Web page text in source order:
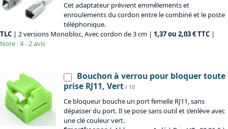
Cet adaptateur prévient emmêlements et
enroulements du cordon entre le combiné et le poste
téléphonique.
TLC | 2 versions Monobloc, Avec cordon de 3 cm | 1,37 ou 2,03 € TTC |
Note : 4 - 2 avis
Bouchon à verrou pour bloquer toute
prise RJ11, Vert / 10
Ce bloqueur bouche un port femelle RJ11, sans
dépasser du port. Il se pose sans outil et s’enlève avec
une clé couleur vert.